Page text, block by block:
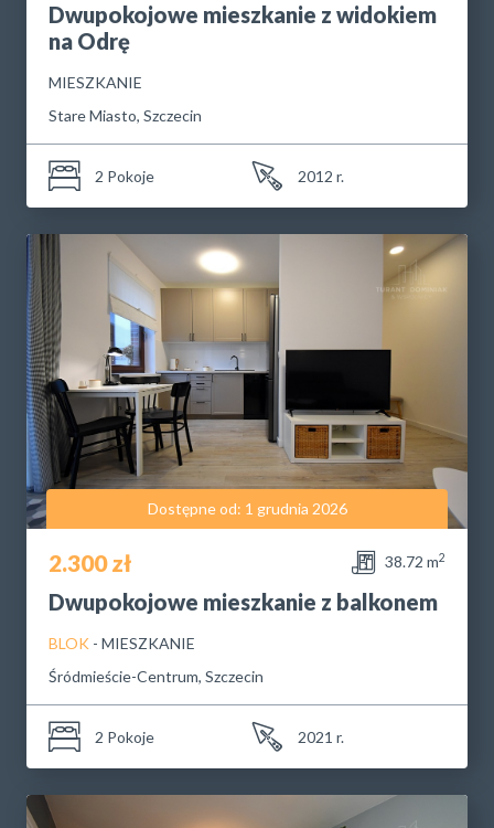
Dwupokojowe mieszkanie z widokiem
na Odrę
MIESZKANIE
Stare Miasto, Szczecin
2 Pokoje 2012 r.
Dostępne od: 1 grudnia 2026
2.300 zł 38.72 m2
Dwupokojowe mieszkanie z balkonem
BLOK - MIESZKANIE
Śródmieście-Centrum, Szczecin
2 Pokoje 2021 r.